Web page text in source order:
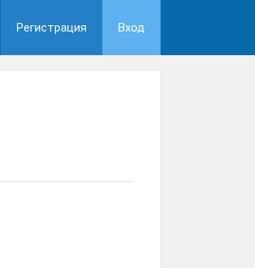
Регистрация Вход